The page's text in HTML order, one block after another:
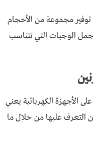
مجموعة من الأحجام
أجمل الوجبات التي تتناسب
الأجهزة الكهربائية يعني
التعرف عليها من خلال ما